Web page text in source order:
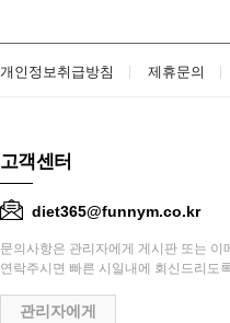
개인정보취급방침 제휴문의
고객센터
diet365@funnym.co.kr
문의사항은 관리자에게 게시판 또는 이
연락주시면 빠른 시일내에 회신드리도
관리자에게